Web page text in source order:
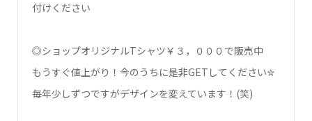
付けください
◎ショップオリジナルTシャツ￥３，０００で販売中
もうすぐ値上がり！今のうちに是非GETしてください✮
毎年少しずつですがデザインを変えています！(笑)